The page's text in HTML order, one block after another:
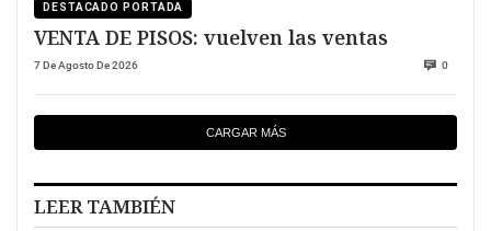
DESTACADO PORTADA
VENTA DE PISOS: vuelven las ventas
7 De Agosto De 2026 0
CARGAR MÁS
LEER TAMBIÉN